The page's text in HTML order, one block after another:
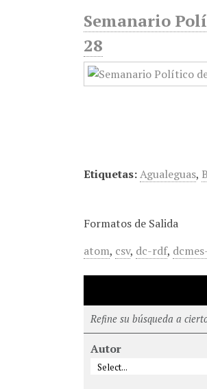
Semanario
28
Etiquetas:Agualeguas,
Formatos de Salida
atom, csv, dc-rdf,
Refine su búsqueda a
Autor